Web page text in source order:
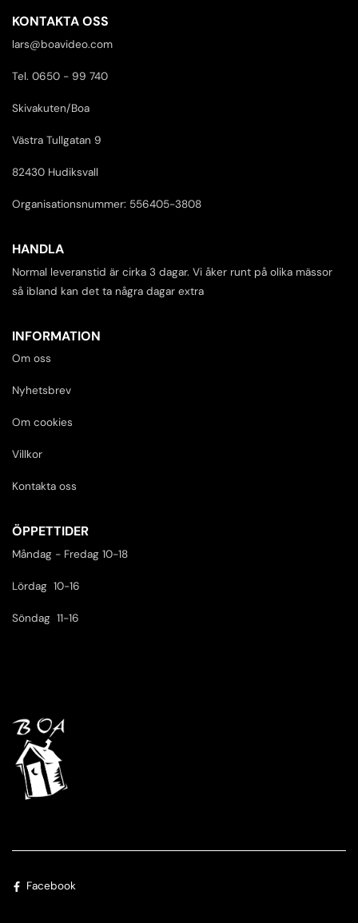
KONTAKTA OSS
lars@boavideo.com
Tel. 0650 - 99 740
Skivakuten/Boa
Västra Tullgatan 9
82430 Hudiksvall
Organisationsnummer: 556405-3808
HANDLA
Normal leveranstid är cirka 3 dagar. Vi åker runt på olika mässor
så ibland kan det ta några dagar extra
INFORMATION
Om oss
Nyhetsbrev
Om cookies
Villkor
Kontakta oss
ÖPPETTIDER
Måndag - Fredag 10-18
Lördag 10-16
Söndag 11-16
Facebook